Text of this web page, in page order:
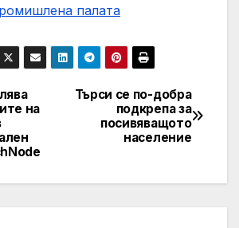
палaта
Търси се по-добра
подкрепа за
посивяващото
население
на